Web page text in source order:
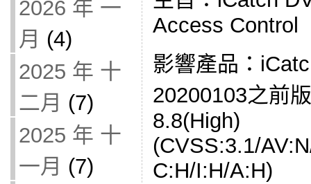
2026 年 一
月 (4)
2025 年 十
二月 (7)
2025 年 十
一月 (7)
Access Control
影響產品：
20200103之前
8.8(High)
(CVSS:3.1/
C:H/I:H/A:H)